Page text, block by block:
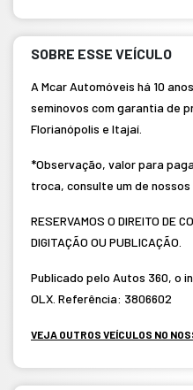
SOBRE ESSE VEÍCULO
A Mcar Automóveis há 10
seminovos com garantia de
Florianópolis e Itajaí.
*Observação, valor para
troca, consulte um de
RESERVAMOS O DIREITO DE
DIGITAÇÃO OU PUBLICAÇÃO.
Publicado pelo Autos 360, o
OLX. Referência: 3806602
VEJA OUTROS VEÍCULOS NO